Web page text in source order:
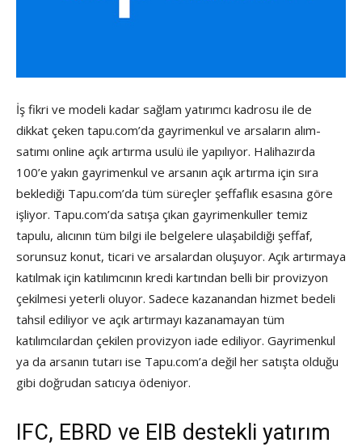
İş fikri ve modeli kadar sağlam yatırımcı kadrosu ile de
dikkat çeken tapu.com’da gayrimenkul ve arsaların alım-
satımı online açık artırma usulü ile yapılıyor. Halihazırda
100’e yakın gayrimenkul ve arsanın açık artırma için sıra
beklediği Tapu.com’da tüm süreçler şeffaflık esasına göre
işliyor. Tapu.com’da satışa çıkan gayrimenkuller temiz
tapulu, alıcının tüm bilgi ile belgelere ulaşabildiği şeffaf,
sorunsuz konut, ticari ve arsalardan oluşuyor. Açık artırmaya
katılmak için katılımcının kredi kartından belli bir provizyon
çekilmesi yeterli oluyor. Sadece kazanandan hizmet bedeli
tahsil ediliyor ve açık artırmayı kazanamayan tüm
katılımcılardan çekilen provizyon iade ediliyor. Gayrimenkul
ya da arsanın tutarı ise Tapu.com’a değil her satışta olduğu
gibi doğrudan satıcıya ödeniyor.
IFC, EBRD ve EIB destekli yatırım